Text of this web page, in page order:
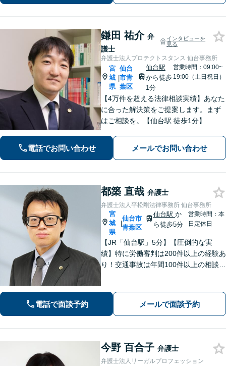
鎌田 祐介 弁
護士
インタビューを
見る
弁護士法人プロテクトスタンス 仙台事務所
宮
城
県
|
仙台
市青
葉区
仙台駅
から徒歩
1分
営業時間：09:00~
19:00（土日祝日）
【4万件を超える法律相談実績】あなた
に合った解決策をご提案します。まず
はご相談を。【仙台駅 徒歩1分】
電話でお問い合わせ メールでお問い合わせ
都築 直哉 弁護士
弁護士法人平松剛法律事務所 仙台事務所
宮
城
県
|
仙台市
青葉区
仙台駅 か
ら徒歩5分
営業時間：本
日定休日
【JR「仙台駅」5分】【圧倒的な実
績】特に労働審判は200件以上の経験あ
り！交通事故は年間100件以上の相談対
士資格あり】【中小企業診断士資格あ
り】【東北大学法学研究科助教も経
電話で面談予約 メールで面談予約
今野 百合子 弁護士
弁護士法人リーガルプロフェッション